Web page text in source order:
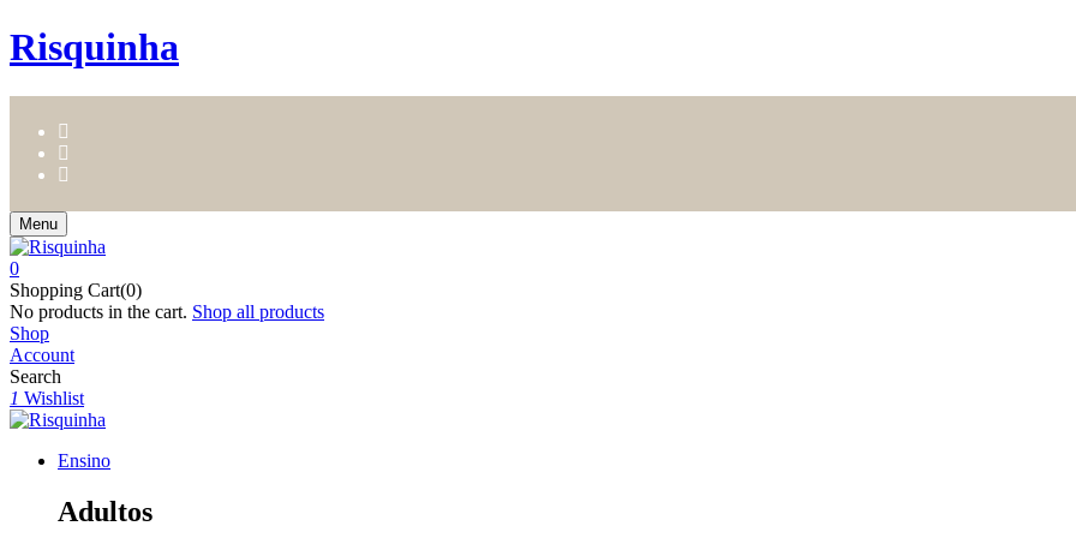
Risquinha
Menu
0
Shopping Cart(0)
No products in the cart. Shop all products
Shop
Account
Search
1 Wishlist
Ensino
Adultos